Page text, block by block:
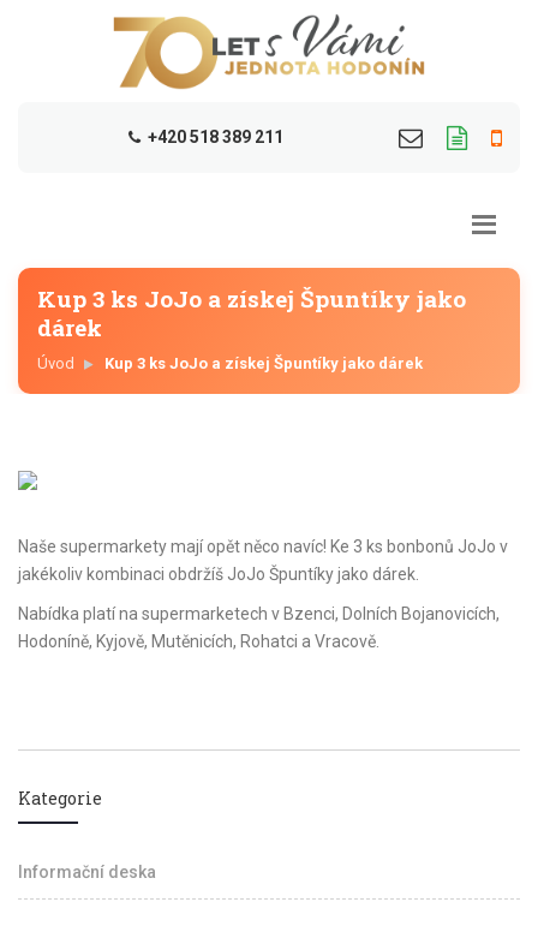
+420 518 389 211
Kup 3 ks JoJo a získej Špuntíky jako
dárek
Úvod Kup 3 ks JoJo a získej Špuntíky jako dárek
Naše supermarkety mají opět něco navíc! Ke 3 ks bonbonů JoJo v
jakékoliv kombinaci obdržíš JoJo Špuntíky jako dárek.
Nabídka platí na supermarketech v Bzenci, Dolních Bojanovicích,
Hodoníně, Kyjově, Mutěnicích, Rohatci a Vracově.
Kategorie
Informační deska